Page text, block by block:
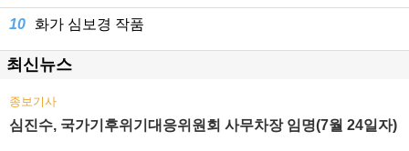
10 화가 심보경 작품
최신뉴스
종보기사
심진수, 국가기후위기대응위원회 사무차장 임명(7월 24일자)